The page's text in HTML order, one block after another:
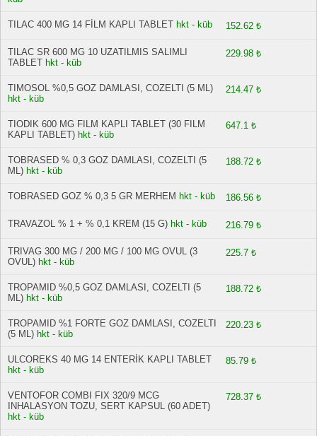
TILAC 400 MG 14 FİLM KAPLI TABLET hkt - küb 152.62 ₺
TILAC SR 600 MG 10 UZATILMIS SALIMLI
TABLET hkt - küb
229.98 ₺
TIMOSOL %0,5 GOZ DAMLASI, COZELTI (5 ML)
hkt - küb
214.47 ₺
TIODIK 600 MG FILM KAPLI TABLET (30 FILM
KAPLI TABLET) hkt - küb
647.1 ₺
TOBRASED % 0,3 GOZ DAMLASI, COZELTI (5
ML) hkt - küb
188.72 ₺
TOBRASED GOZ % 0,3 5 GR MERHEM hkt - küb 186.56 ₺
TRAVAZOL % 1 + % 0,1 KREM (15 G) hkt - küb 216.79 ₺
TRIVAG 300 MG / 200 MG / 100 MG OVUL (3
OVUL) hkt - küb
225.7 ₺
TROPAMID %0,5 GOZ DAMLASI, COZELTI (5
ML) hkt - küb
188.72 ₺
TROPAMID %1 FORTE GOZ DAMLASI, COZELTI
(5 ML) hkt - küb
220.23 ₺
ULCOREKS 40 MG 14 ENTERİK KAPLI TABLET
hkt - küb
85.79 ₺
VENTOFOR COMBI FIX 320/9 MCG
INHALASYON TOZU, SERT KAPSUL (60 ADET)
hkt - küb
728.37 ₺